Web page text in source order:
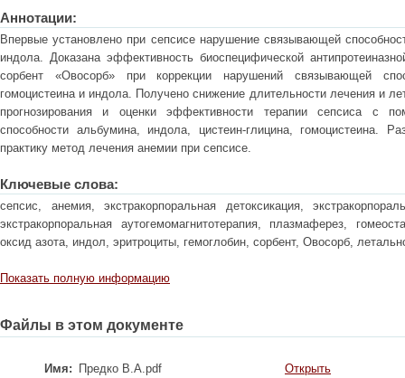
Аннотации:
Впервые установлено при сепсисе нарушение связывающей
индола. Доказана эффективность биоспецифической
сорбент «Овосорб» при коррекции нарушений связывающей
гомоцистеина и индола. Получено снижение длительности лечения и
прогнозирования и оценки эффективности терапии сепсиса с
способности альбумина, индола, цистеин-глицина, гомоцистеина.
практику метод лечения анемии при сепсисе.
Ключевые слова:
сепсис, анемия, экстракорпоральная детоксикация,
экстракорпоральная аутогемомагнитотерапия, плазмаферез,
оксид азота, индол, эритроциты, гемоглобин, сорбент, Овосорб,
Показать полную информацию
Файлы в этом документе
Имя:
Предко В.А.pdf
Открыть